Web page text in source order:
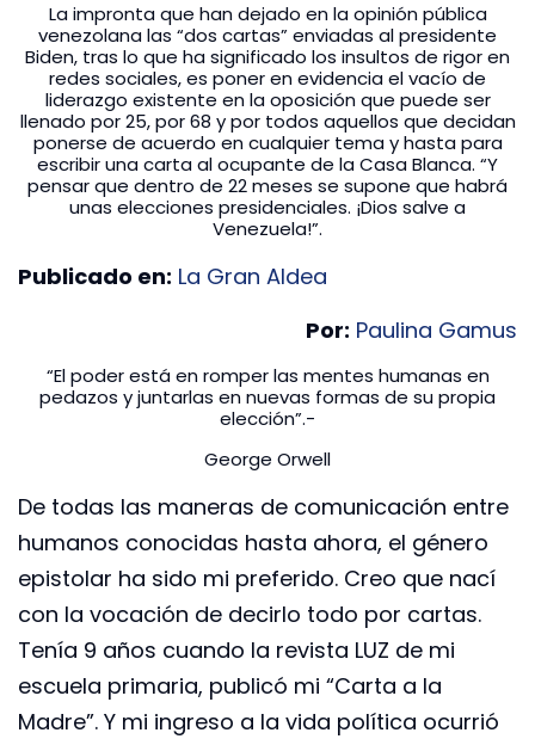
La impronta que han dejado en la opinión pública
venezolana las “dos cartas” enviadas al presidente
Biden, tras lo que ha significado los insultos de rigor en
redes sociales, es poner en evidencia el vacío de
liderazgo existente en la oposición que puede ser
llenado por 25, por 68 y por todos aquellos que decidan
ponerse de acuerdo en cualquier tema y hasta para
escribir una carta al ocupante de la Casa Blanca. “Y
pensar que dentro de 22 meses se supone que habrá
unas elecciones presidenciales. ¡Dios salve a
Venezuela!”.
Publicado en: La Gran Aldea
Por: Paulina Gamus
“El poder está en romper las mentes humanas en
pedazos y juntarlas en nuevas formas de su propia
elección”.-
George Orwell
De todas las maneras de comunicación entre
humanos conocidas hasta ahora, el género
epistolar ha sido mi preferido. Creo que nací
con la vocación de decirlo todo por cartas.
Tenía 9 años cuando la revista LUZ de mi
escuela primaria, publicó mi “Carta a la
Madre”. Y mi ingreso a la vida política ocurrió